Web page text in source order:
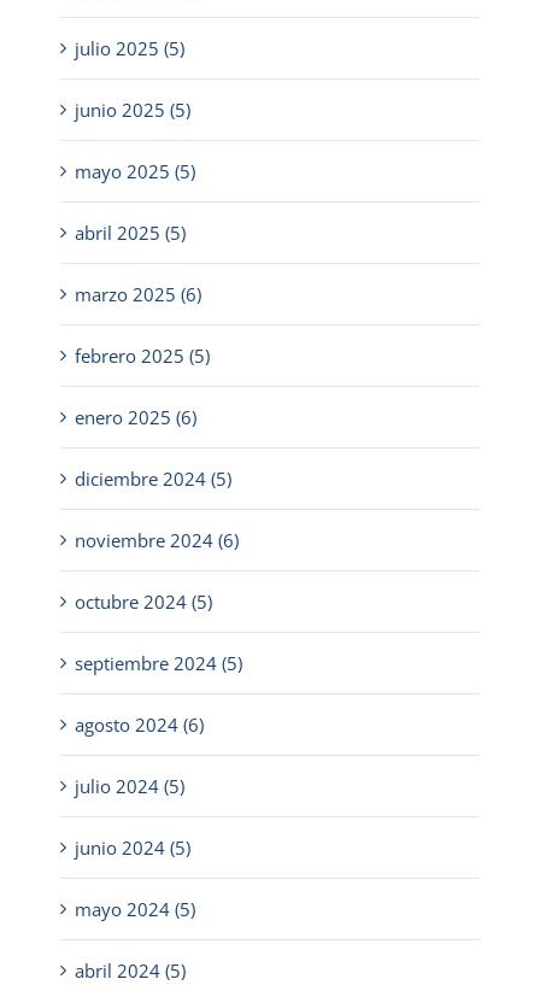
julio 2025 (5)
junio 2025 (5)
mayo 2025 (5)
abril 2025 (5)
marzo 2025 (6)
febrero 2025 (5)
enero 2025 (6)
diciembre 2024 (5)
noviembre 2024 (6)
octubre 2024 (5)
septiembre 2024 (5)
agosto 2024 (6)
julio 2024 (5)
junio 2024 (5)
mayo 2024 (5)
abril 2024 (5)